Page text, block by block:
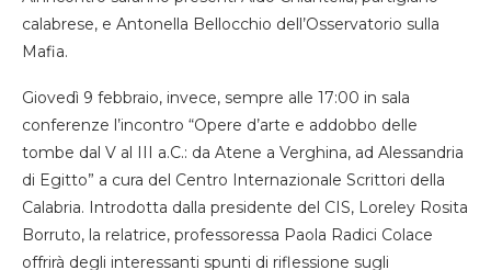
calabrese, e Antonella Bellocchio dell’Osservatorio sulla
Mafia.
Giovedì 9 febbraio, invece, sempre alle 17:00 in sala
conferenze l’incontro “Opere d’arte e addobbo delle
tombe dal V al III a.C.: da Atene a Verghina, ad Alessandria
di Egitto” a cura del Centro Internazionale Scrittori della
Calabria. Introdotta dalla presidente del CIS, Loreley Rosita
Borruto, la relatrice, professoressa Paola Radici Colace
offrirà degli interessanti spunti di riflessione sugli